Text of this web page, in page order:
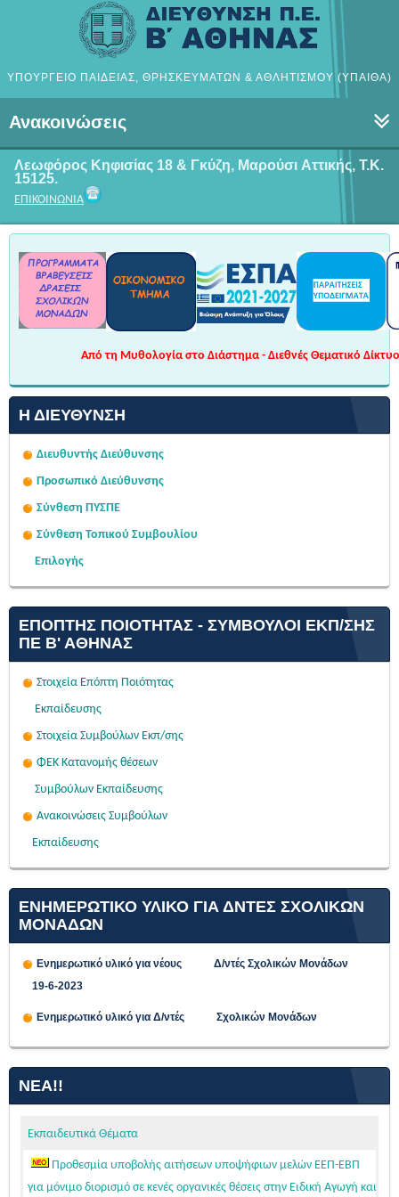
ΥΠΟΥΡΓΕΙΟ ΠΑΙΔΕΙΑΣ, ΘΡΗΣΚΕΥΜΑΤΩΝ & ΑΘΛΗΤΙΣΜΟΥ (ΥΠΑΙΘΑ)
Ανακοινώσεις
Λεωφόρος Κηφισίας 18 & Γκύζη, Μαρούσι Αττικής, Τ.Κ.
15125.
ΕΠΙΚΟΙΝΩΝΙΑ
Από τη Μυθολογία στο Διάστημα - Διεθνές Θεματικό
Η ΔΙΕΎΘΥΝΣΗ
Διευθυντής Διεύθυνσης
Προσωπικό Διεύθυνσης
Σύνθεση ΠΥΣΠΕ
Σύνθεση Τοπικού Συμβουλίου
Επιλογής
ΕΠΌΠΤΗΣ ΠΟΙΌΤΗΤΑΣ - ΣΎΜΒΟΥΛΟΙ ΕΚΠ/ΣΗΣ
ΠΕ Β' ΑΘΉΝΑΣ
Στοιχεία Επόπτη Ποιότητας
Εκπαίδευσης
Στοιχεία Συμβούλων Εκπ/σης
ΦΕΚ Κατανομής θέσεων
Συμβούλων Εκπαίδευσης
Ανακοινώσεις Συμβούλων
Εκπαίδευσης
ΕΝΗΜΕΡΩΤΙΚΟ ΥΛΙΚΟ ΓΙΑ ΔΝΤΕΣ ΣΧΟΛΙΚΩΝ
ΜΟΝΑΔΩΝ
Ενημερωτικό υλικό για νέους Δ/ντές Σχολικών Μονάδων
19-6-2023
Ενημερωτικό υλικό για Δ/ντές Σχολικών Μονάδων
ΝΈΑ!!
Εκπαιδευτικά Θέματα
Προθεσμία υποβολής αιτήσεων υποψήφιων μελών ΕΕΠ-ΕΒΠ
για μόνιμο διορισμό σε κενές οργανικές θέσεις στην Ειδική Αγωγή και